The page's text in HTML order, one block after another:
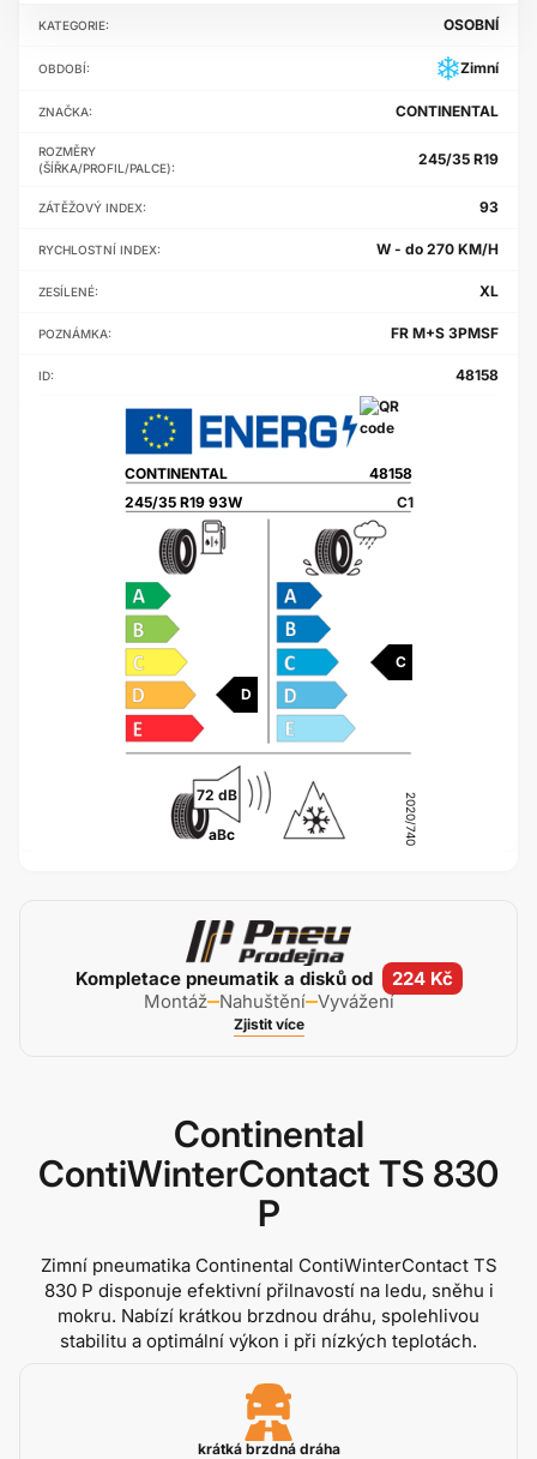
KATEGORIE: OSOBNÍ
OBDOBÍ: Zimní
ZNAČKA: CONTINENTAL
ROZMĚRY
(ŠÍŘKA/PROFIL/PALCE):
245/35 R19
ZÁTĚŽOVÝ INDEX: 93
RYCHLOSTNÍ INDEX: W - do 270 KM/H
ZESÍLENÉ: XL
POZNÁMKA: FR M+S 3PMSF
ID: 48158
245/35 R19 93W
CONTINENTAL 48158
D
C
72 dB
C1
2020/740
aBc
Kompletace pneumatik a disků od
224 Kč
Montáž Nahuštění Vyvážení
Zjistit více
Continental
ContiWinterContact TS 830
P
Zimní pneumatika Continental ContiWinterContact TS
830 P disponuje efektivní přilnavostí na ledu, sněhu i
mokru. Nabízí krátkou brzdnou dráhu, spolehlivou
stabilitu a optimální výkon i při nízkých teplotách.
krátká brzdná dráha